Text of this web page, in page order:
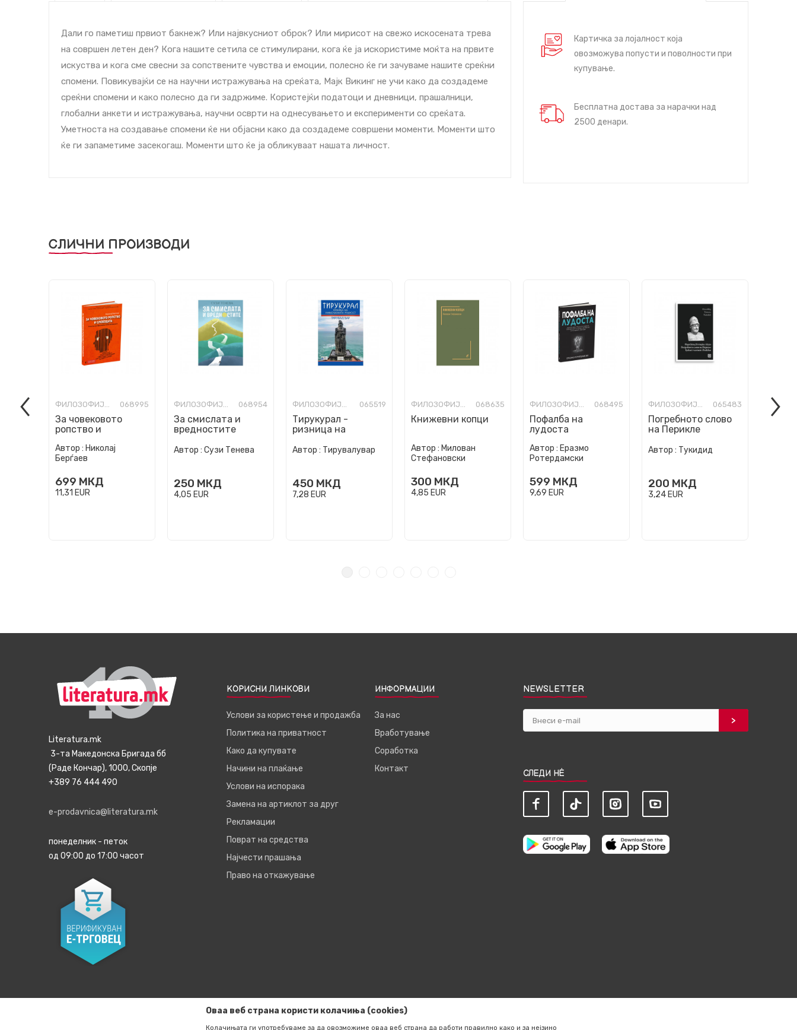
Дали го паметиш првиот бакнеж? Или највкусниот оброк? Или мирисот на свежо искосената трева
на совршен летен ден? Кога нашите сетила се стимулирани, кога ќе ја искористиме моќта на првите
искуства и кога сме свесни за сопствените чувства и емоции, полесно ќе ги зачуваме нашите среќни
спомени. Повикувајќи се на научни истражувања на среќата, Мајк Викинг не учи како да создадеме
среќни спомени и како полесно да ги задржиме. Користејќи податоци и дневници, прашалници,
глобални анкети и истражувања, научни осврти на однесувањето и експерименти со среќата.
Уметноста на создавање спомени ќе ни објасни како да создадеме совршени моменти. Моменти што
ќе ги запаметиме засекогаш. Моменти што ќе ја обликуваат нашата личност.
Картичка за лојалност која
овозможува попусти и поволности при
купување.
Бесплатна достава за нарачки над
2500 денари.
СЛИЧНИ ПРОИЗВОДИ
ФИЛОЗОФИЈА И СВЕТОГЛЕД 068995
За човековото
ропство и
Автор : Николај
Берѓаев
699 МКД
11,31 EUR
ФИЛОЗОФИЈА И СВЕТОГЛЕД 068954
За смислата и
вредностите
Автор : Сузи Тенева
250 МКД
4,05 EUR
ФИЛОЗОФИЈА И СВЕТОГЛЕД 065519
Тирукурал -
ризница на
мудрост
Автор : Тирувалувар
450 МКД
7,28 EUR
ФИЛОЗОФИЈА И СВЕТОГЛЕД 068635
Книжевни копци
Автор : Милован
Стефановски
300 МКД
4,85 EUR
ФИЛОЗОФИЈА И СВЕТОГЛЕД 068495
Пофалба на
лудоста
Автор : Еразмо
Ротердамски
599 МКД
9,69 EUR
ФИЛОЗОФИЈА И СВЕТОГЛЕД 065483
Погребното слово
на Перикле
Автор : Тукидид
200 МКД
3,24 EUR
Literatura.mk
3-та Македонска Бригада бб
(Раде Кончар), 1000, Скопје
+389 76 444 490
e-prodavnica@literatura.mk
понеделник - петок
од 09:00 до 17:00 часот
КОРИСНИ ЛИНКОВИ
Услови за користење и продажба
Политика на приватност
Како да купувате
Начини на плаќање
Услови на испорака
Замена на артиклот за друг
Рекламации
Поврат на средства
Најчести прашања
Право на откажување
ИНФОРМАЦИИ
За нас
Вработување
Соработка
Контакт
NEWSLETTER
СЛЕДИ НЀ
Оваа веб страна користи колачиња (cookies)
Колачињата ги употребуваме за да овозможиме оваа веб страна да работи правилно како и за нејзино